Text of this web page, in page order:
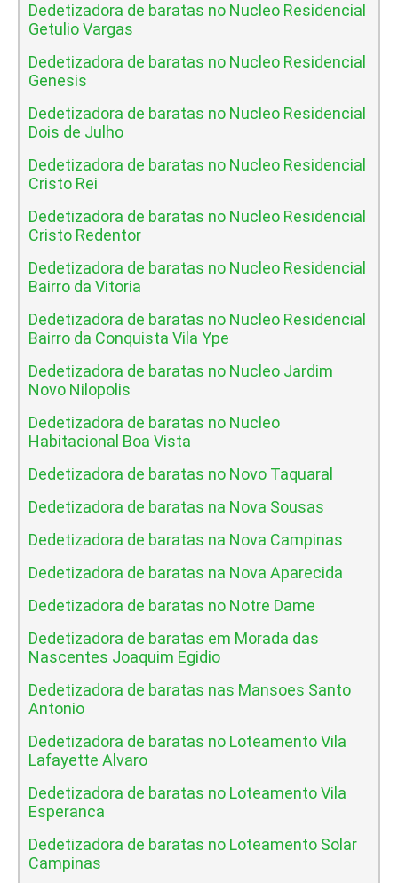
Dedetizadora de baratas no Nucleo Residencial
Getulio Vargas
Dedetizadora de baratas no Nucleo Residencial
Genesis
Dedetizadora de baratas no Nucleo Residencial
Dois de Julho
Dedetizadora de baratas no Nucleo Residencial
Cristo Rei
Dedetizadora de baratas no Nucleo Residencial
Cristo Redentor
Dedetizadora de baratas no Nucleo Residencial
Bairro da Vitoria
Dedetizadora de baratas no Nucleo Residencial
Bairro da Conquista Vila Ype
Dedetizadora de baratas no Nucleo Jardim
Novo Nilopolis
Dedetizadora de baratas no Nucleo
Habitacional Boa Vista
Dedetizadora de baratas no Novo Taquaral
Dedetizadora de baratas na Nova Sousas
Dedetizadora de baratas na Nova Campinas
Dedetizadora de baratas na Nova Aparecida
Dedetizadora de baratas no Notre Dame
Dedetizadora de baratas em Morada das
Nascentes Joaquim Egidio
Dedetizadora de baratas nas Mansoes Santo
Antonio
Dedetizadora de baratas no Loteamento Vila
Lafayette Alvaro
Dedetizadora de baratas no Loteamento Vila
Esperanca
Dedetizadora de baratas no Loteamento Solar
Campinas